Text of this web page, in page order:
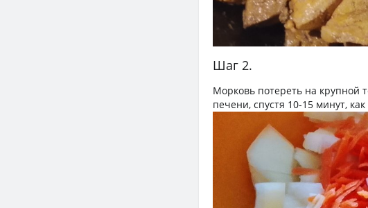
Шаг 2.
Морковь потереть на крупной
печени, спустя 10-15 минут,